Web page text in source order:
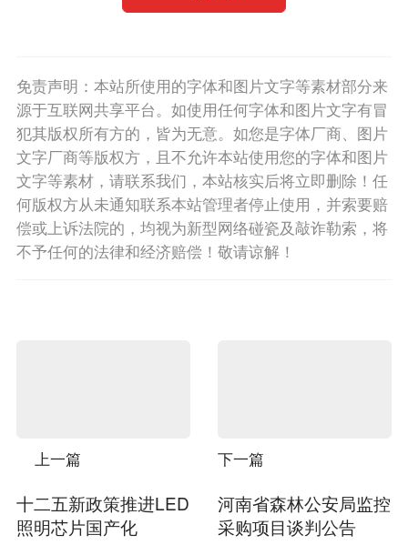
免责声明：本站所使用的字体和图片文字等素材部分来
源于互联网共享平台。如使用任何字体和图片文字有冒
犯其版权所有方的，皆为无意。如您是字体厂商、图片
文字厂商等版权方，且不允许本站使用您的字体和图片
文字等素材，请联系我们，本站核实后将立即删除！任
何版权方从未通知联系本站管理者停止使用，并索要赔
偿或上诉法院的，均视为新型网络碰瓷及敲诈勒索，将
不予任何的法律和经济赔偿！敬请谅解！
上一篇
十二五新政策推进LED
照明芯片国产化
下一篇
河南省森林公安局监控
采购项目谈判公告